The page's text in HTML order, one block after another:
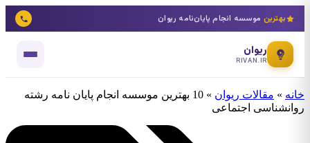
بهترین موسسه انجام پایان‌نامه ریوان
ریوان
RIVAN.IR
خانه » مقالات ریوان »
10 بهترین موسسه انجام پایان نامه رشته
روانشناسی اجتماعی